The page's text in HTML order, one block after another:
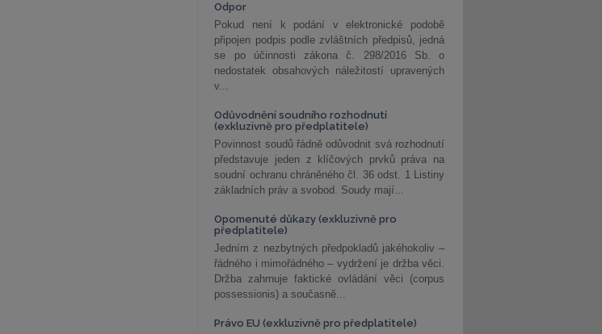
Odpor
Pokud není k podání v elektronické podobě
připojen podpis podle zvláštních předpisů, jedná
se po účinnosti zákona č. 298/2016 Sb. o
nedostatek obsahových náležitostí upravených
v...
Odůvodnění soudního rozhodnutí
(exkluzivně pro předplatitele)
Povinnost soudů řádně odůvodnit svá rozhodnutí
představuje jeden z klíčových prvků práva na
soudní ochranu chráněného čl. 36 odst. 1 Listiny
základních práv a svobod. Soudy mají...
Opomenuté důkazy (exkluzivně pro
předplatitele)
Jedním z nezbytných předpokladů jakéhokoliv –
řádného i mimořádného – vydržení je držba věci.
Držba zahrnuje faktické ovládání věci (corpus
possessionis) a současně...
Právo EU (exkluzivně pro předplatitele)